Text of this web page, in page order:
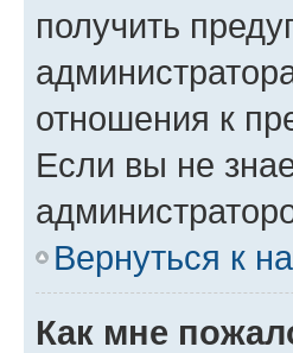
получить
отношения к
Если вы не
Вернуться к
Как мне